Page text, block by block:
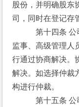
股份，并明确股东
司，同时在登记存
第十四条 公司
监事、高级管理人
行通过协商解决。
解决。如选择仲裁
构进行仲裁。
第十五条 公司